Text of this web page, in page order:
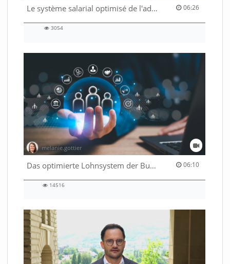
Le système salarial optimisé de l'administration fédérale 06:26
06:26 duration
3054
melanie.gottier
Das optimierte Lohnsystem der Bundesverwaltung 06:10
06:10 duration
14516